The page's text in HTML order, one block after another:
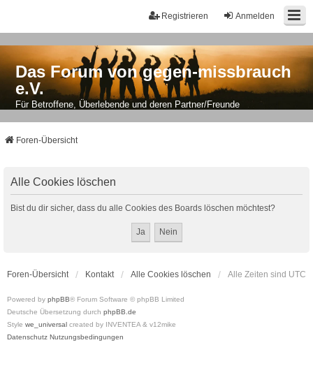
Anmelden
Registrieren
Das Forum von gegen-missbrauch
e.V.
Für Betroffene, Überlebende und deren Partner/Freunde
Foren-Übersicht
Alle Cookies löschen
Bist du dir sicher, dass du alle Cookies des Boards löschen möchtest?
Foren-Übersicht Kontakt Alle Cookies löschen Alle Zeiten sind UTC
Powered by phpBB® Forum Software © phpBB Limited
Deutsche Übersetzung durch phpBB.de
Style we_universal created by INVENTEA & v12mike
Datenschutz Nutzungsbedingungen